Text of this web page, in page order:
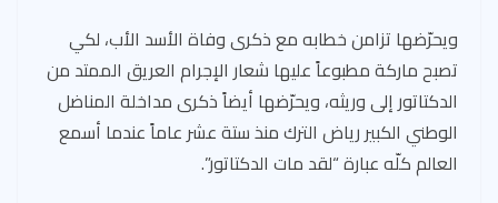
ويحرّضها تزامن خطابه مع ذكرى وفاة الأسد الأب، لكي
تصبح ماركة مطبوعاً عليها شعار الإجرام العريق الممتد من
الدكتاتور إلى وريثه، ويحرّضها أيضاً ذكرى مداخلة المناضل
الوطني الكبير رياض الترك منذ ستة عشر عاماً عندما أسمع
العالم كلّه عبارة “لقد مات الدكتاتور”.